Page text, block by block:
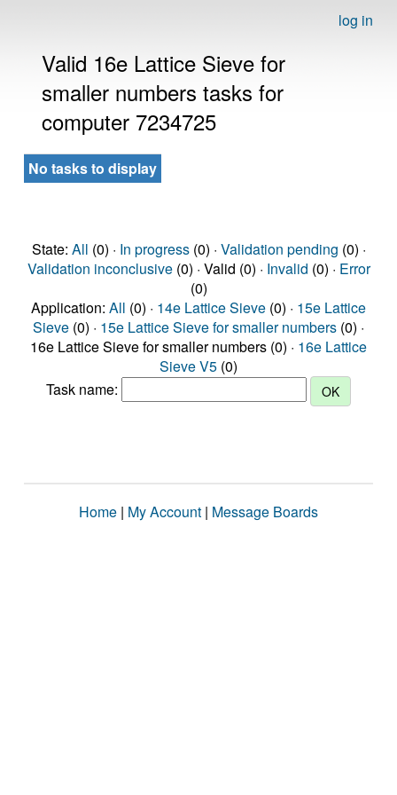
log in
Valid 16e Lattice Sieve for
smaller numbers tasks for
computer 7234725
No tasks to display
State: All (0) · In progress(0) · Validation pending (0) ·
Validation inconclusive(0) · Valid (0) · Invalid (0) · Error
(0)
Application: All (0) · 14e Lattice Sieve (0) · 15e Lattice
Sieve (0) · 15e Lattice Sieve for smaller numbers (0) ·
16e Lattice Sieve for smaller numbers (0) · 16e Lattice
Sieve V5 (0)
Task name:
Home | My Account | Message Boards